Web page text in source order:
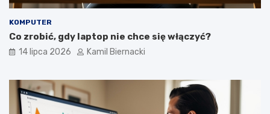
KOMPUTER
Co zrobić, gdy laptop nie chce się włączyć?
14 lipca 2026 Kamil Biernacki